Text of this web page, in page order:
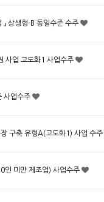
상생형-B 동일수준 수주
사업 고도화1 사업수주
사업수주
구축 유형A(고도화1) 사업 수주
인 미만 제조업) 사업수주